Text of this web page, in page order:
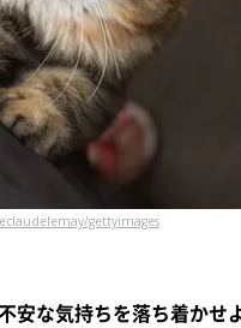
gettyimages
安な気持ちを落ち着かせ